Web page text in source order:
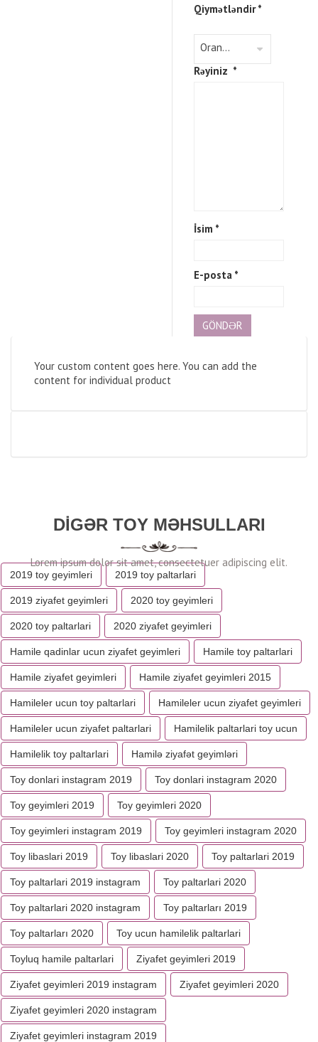
Qiymətləndir*
Rəyiniz *
İsim *
E-posta *
Your custom content goes here. You can add the
content for individual product
DIGƏR TOY MƏHSULLARI
2019 toy geyimleri 2019 toy paltarlari
2019 ziyafet geyimleri 2020 toy geyimleri
2020 toy paltarlari 2020 ziyafet geyimleri
Hamile qadinlar ucun ziyafet geyimleri Hamile toy paltarlari
Hamile ziyafet geyimleri Hamile ziyafet geyimleri 2015
Hamileler ucun toy paltarlari Hamileler ucun ziyafet geyimleri
Hamileler ucun ziyafet paltarlari Hamilelik paltarlari toy ucun
Hamilelik toy paltarlari Hamilə ziyafət geyimləri
Toy donlari instagram 2019 Toy donlari instagram 2020
Toy geyimleri 2019 Toy geyimleri 2020
Toy geyimleri instagram 2019 Toy geyimleri instagram 2020
Toy libaslari 2019 Toy libaslari 2020 Toy paltarlari 2019
Toy paltarlari 2019 instagram Toy paltarlari 2020
Toy paltarlari 2020 instagram Toy paltarları 2019
Toy paltarları 2020 Toy ucun hamilelik paltarlari
Toyluq hamile paltarlari Ziyafet geyimleri 2019
Ziyafet geyimleri 2019 instagram Ziyafet geyimleri 2020
Ziyafet geyimleri 2020 instagram
Ziyafet geyimleri instagram 2019